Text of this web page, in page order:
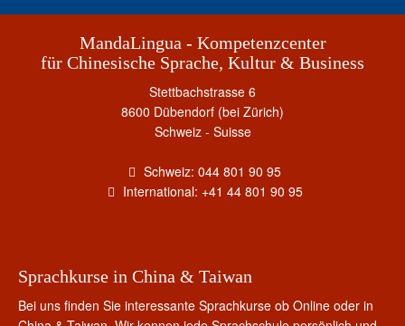
MandaLingua - Kompetenzcenter
für Chinesische Sprache, Kultur & Business
Stettbachstrasse 6
8600 Dübendorf (bei Zürich)
Schweiz - Suisse
Schweiz: 044 801 90 95
International: +41 44 801 90 95
Sprachkurse in China & Taiwan
Bei uns finden Sie interessante Sprachkurse ob Online oder in